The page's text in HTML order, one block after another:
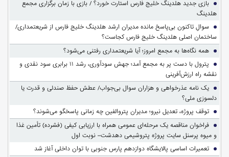
بازی جدید هلدینگ خلیج فارس استارت خورد؟ / بازی با زمان برگزاری مجمع
هلدینگ
سوالِ تاکنون بی‌پاسخ مانده مدیران ارشد هلدینگ خلیج فارس از شریعتمداری/
ساختمان اصلی هلدینگ خلیج فارس کجاست؟
همه نگاه‌ها به مجمع امروز؛ آیا شریعتمداری رفتنی می‌شود؟
پترول با دست پر به مجمع آمد؛ جهش سودآوری، رشد ۱۱ برابری سود نقدی و
نقشه راه ارزش‌آفرینی
یک نامه عذرخواهی و هزاران سوال بی‌جواب/ عطش حفظ صندلی و قدرت یا
دلسوزی ملی؟
توقف پروژه، تعدیل نیرو؛ مدیران پتروالفین چه زمانی پاسخگو می‌شوند؟
فراخوان مناقصه یک مرحله‌ای عمومی همراه با ارزیابی کیفی (فشرده) تأمین غذا
و میوه پرسنل سایت پروژه پتروشیمی دهدشت– نوبت اول
تعمیرات اساسی پالایشگاه دوازدهم پارس جنوبی با توان داخلی آغاز شد